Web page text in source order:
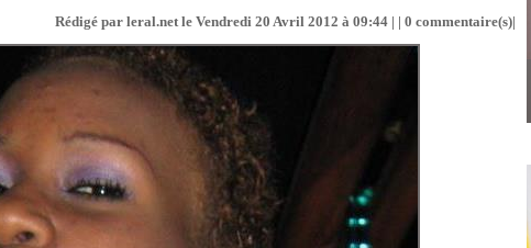
Rédigé par leral.net le Vendredi 20 Avril 2012 à 09:44 | | 0 commentaire(s)|